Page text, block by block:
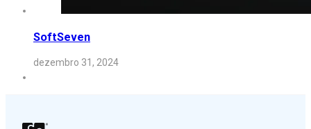
SoftSeven
dezembro 31, 2024